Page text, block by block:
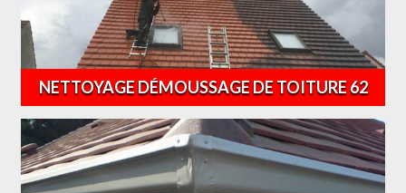
NETTOYAGE DÉMOUSSAGE DE TOITURE 62